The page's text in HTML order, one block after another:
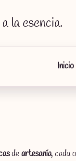
la esencia.
Inicio
deartesanía, cada